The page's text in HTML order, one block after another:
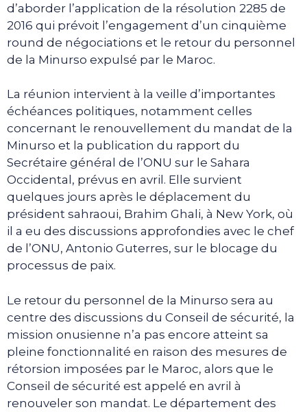
d’aborder l’application de la résolution 2285 de
2016 qui prévoit l’engagement d’un cinquième
round de négociations et le retour du personnel
de la Minurso expulsé par le Maroc.
La réunion intervient à la veille d’importantes
échéances politiques, notamment celles
concernant le renouvellement du mandat de la
Minurso et la publication du rapport du
Secrétaire général de l’ONU sur le Sahara
Occidental, prévus en avril. Elle survient
quelques jours après le déplacement du
président sahraoui, Brahim Ghali, à New York, où
il a eu des discussions approfondies avec le chef
de l’ONU, Antonio Guterres, sur le blocage du
processus de paix.
Le retour du personnel de la Minurso sera au
centre des discussions du Conseil de sécurité, la
mission onusienne n’a pas encore atteint sa
pleine fonctionnalité en raison des mesures de
rétorsion imposées par le Maroc, alors que le
Conseil de sécurité est appelé en avril à
renouveler son mandat. Le département des